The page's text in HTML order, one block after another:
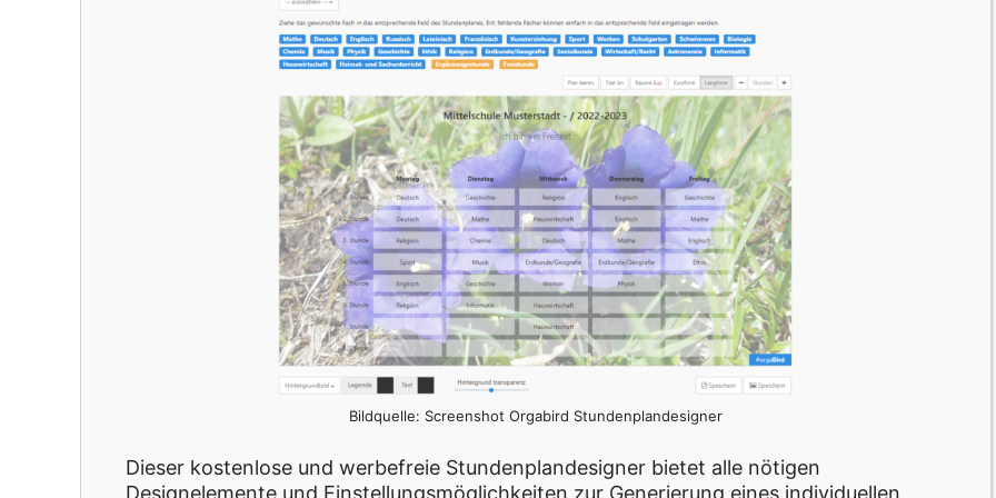
Bildquelle: Screenshot Orgabird Stundenplandesigner
Dieser kostenlose und werbefreie Stundenplandesigner bietet alle nötigen
Designelemente und Einstellungsmöglichkeiten zur Generierung eines individuellen